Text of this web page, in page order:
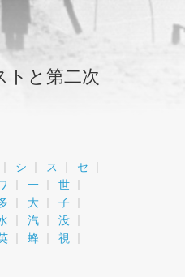
トと第二次
シ ス
セ
一
世
大
子
汽
没
蜂
視